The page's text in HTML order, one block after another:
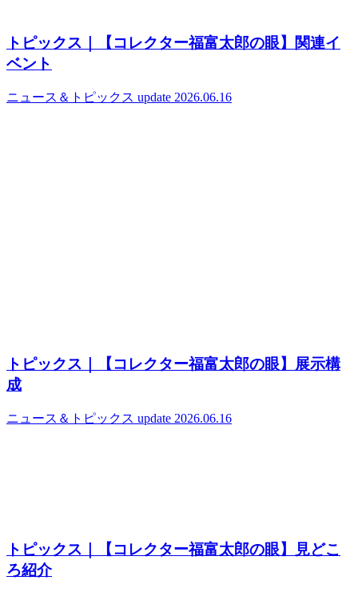
トピックス｜【コレクター福富太郎の眼】関連イ
ベント
ニュース＆トピックス update 2026.06.16
トピックス｜【コレクター福富太郎の眼】展示構
成
ニュース＆トピックス update 2026.06.16
トピックス｜【コレクター福富太郎の眼】見どこ
ろ紹介